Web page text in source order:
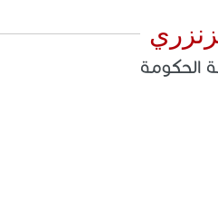
الحكومة